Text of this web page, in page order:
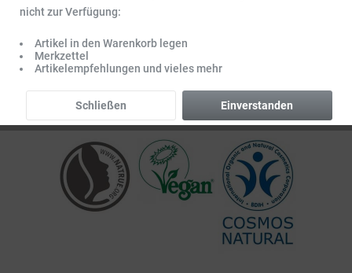
nicht zur Verfügung:
Artikel in den Warenkorb legen
Merkzettel
Artikelempfehlungen und vieles mehr
Einverstanden
Schließen